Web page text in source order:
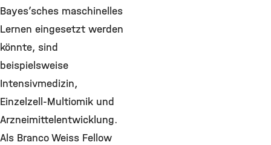
Bayes’sches maschinelles
Lernen eingesetzt werden
könnte, sind
beispielsweise
Intensivmedizin,
Einzelzell-Multiomik und
Arzneimittelentwicklung.
Als Branco Weiss Fellow